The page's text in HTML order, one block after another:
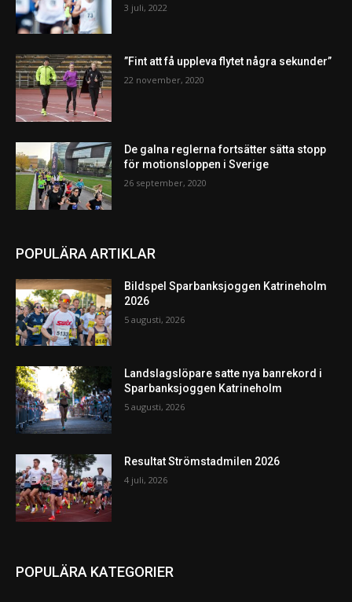
3 juli, 2022
”Fint att få uppleva flytet några sekunder”
22 november, 2020
De galna reglerna fortsätter sätta stopp
för motionsloppen i Sverige
26 september, 2020
POPULÄRA ARTIKLAR
Bildspel Sparbanksjoggen Katrineholm
2026
5 augusti, 2026
Landslagslöpare satte nya banrekord i
Sparbanksjoggen Katrineholm
5 augusti, 2026
Resultat Strömstadmilen 2026
4 juli, 2026
POPULÄRA KATEGORIER